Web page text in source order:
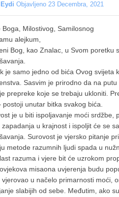
Objavljeno 23 Decembra, 2021
Boga, Milostivog, Samilosnog
alejkum,
Bog, kao Znalac, u Svom
je samo jedno od bića Ovog svijeta
Sasvim je prirodno da na
prepreke koje se trebaju ukloniti.
postoji unutar bitka svakog bića.
je u biti ispoljavanje moći
zapadanja u krajnost i ispoljit će se
Surovost je vjersko pitanje
metode razumnih ljudi spada u
razuma i vjere bit će uzrokom
misaona uvjerenja budu
vjerovao u načelo primarnosti moći,
slabijih od sebe. Međutim, ako